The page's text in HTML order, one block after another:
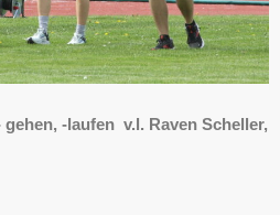
-laufen v.l. Raven Scheller,